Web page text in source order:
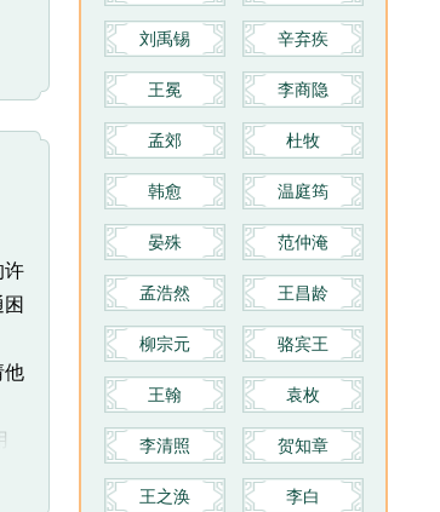
许
他
十余首，收录于《花间集》《金荃
词》等书中。
刘禹锡 辛弃疾
王冕 李商隐
孟郊 杜牧
韩愈 温庭筠
晏殊 范仲淹
孟浩然 王昌龄
柳宗元 骆宾王
王翰 袁枚
李清照 贺知章
王之涣 李白